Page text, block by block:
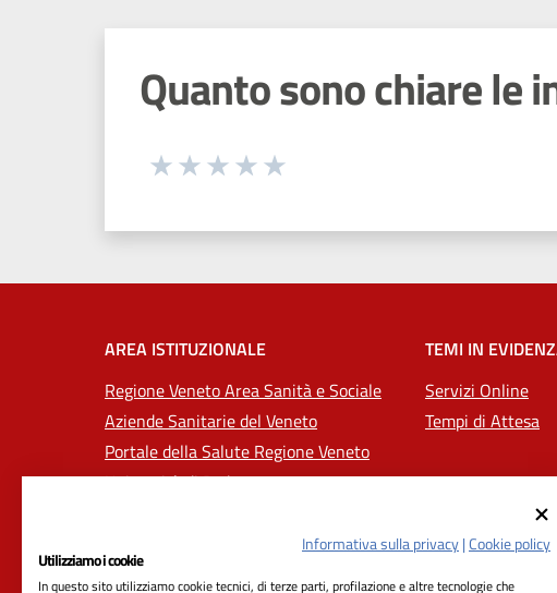
Quanto sono chiare le
Seleziona una valutazione da 1 a 5 stelle
AREA ISTITUZIONALE
Regione Veneto Area Sanità e Sociale
Aziende Sanitarie del Veneto
Portale della Salute Regione Veneto
Università di Padova
TEMI IN
Servizi Online
Tempi di Attesa
Informativa sulla privacy|Cookie policy
Utilizziamo i cookie
In questo sito utilizziamo cookie tecnici, di terze parti, profilazione e altre tecnologie che